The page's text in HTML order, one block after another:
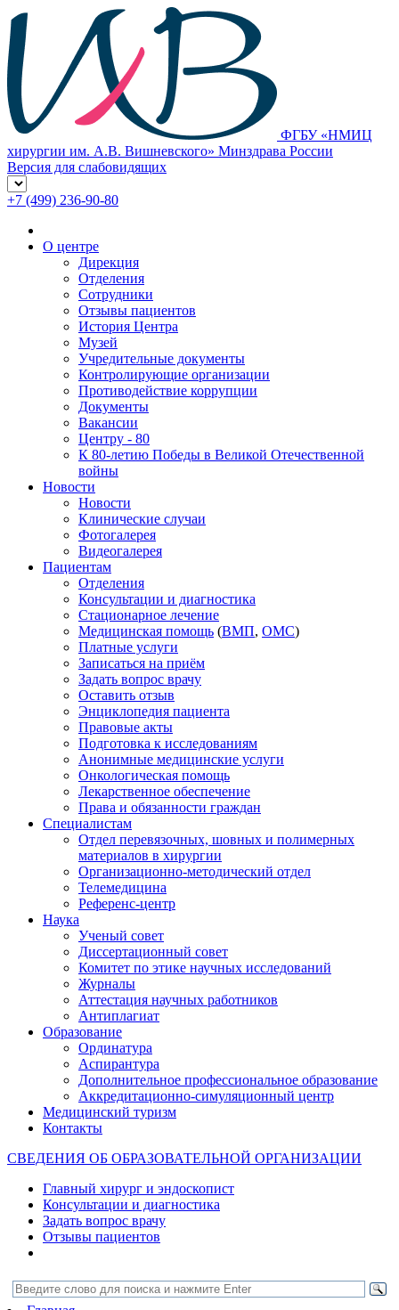
ФГБУ «НМИЦ
хирургии им. А.В. Вишневского» Минздрава России
Версия для слабовидящих
+7 (499) 236-90-80
О центре
Дирекция
Отделения
Сотрудники
Отзывы пациентов
История Центра
Музей
Учредительные документы
Контролирующие организации
Противодействие коррупции
Документы
Вакансии
Центру - 80
К 80-летию Победы в Великой Отечественной
войны
Новости
Новости
Клинические случаи
Фотогалерея
Видеогалерея
Пациентам
Отделения
Консультации и диагностика
Стационарное лечение
Медицинская помощь (ВМП, ОМС)
Платные услуги
Записаться на приём
Задать вопрос врачу
Оставить отзыв
Энциклопедия пациента
Правовые акты
Подготовка к исследованиям
Анонимные медицинские услуги
Онкологическая помощь
Лекарственное обеспечение
Права и обязанности граждан
Специалистам
Отдел перевязочных, шовных и полимерных
материалов в хирургии
Организационно-методический отдел
Телемедицина
Референс-центр
Наука
Ученый совет
Диссертационный совет
Комитет по этике научных исследований
Журналы
Аттестация научных работников
Антиплагиат
Образование
Ординатура
Аспирантура
Дополнительное профессиональное образование
Аккредитационно-симуляционный центр
Медицинский туризм
Контакты
СВЕДЕНИЯ ОБ ОБРАЗОВАТЕЛЬНОЙ ОРГАНИЗАЦИИ
Главный хирург и эндоскопист
Консультации и диагностика
Задать вопрос врачу
Отзывы пациентов